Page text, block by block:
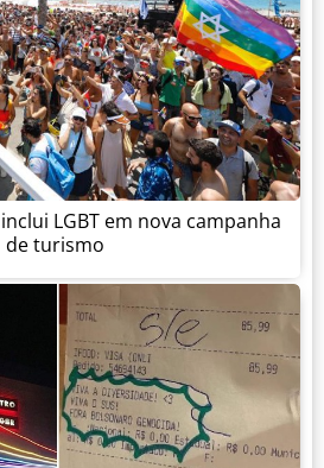
LGBT em nova campanha
de turismo